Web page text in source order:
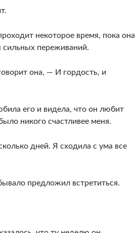
некоторое время, пока она
переживаний.
она, — И гордость, и
его и видела, что он любит
никого счастливее меня.
дней. Я сходила с ума все
предложил встретиться.